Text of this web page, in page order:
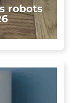
robots